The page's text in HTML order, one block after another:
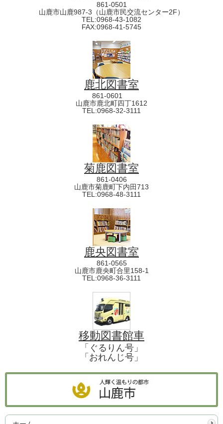
861-0501
山鹿市山鹿987-3（山鹿市民交流センター2F）
TEL:0968-43-1082
FAX:0968-41-5745
鹿北図書室
861-0601
山鹿市鹿北町四丁1612
TEL:0968-32-3111
菊鹿図書室
861-0406
山鹿市菊鹿町下内田713
TEL:0968-48-3111
鹿央図書室
861-0565
山鹿市鹿央町合里158-1
TEL:0968-36-3111
移動図書館車
「ぐるりん号」
「おれんじ号」